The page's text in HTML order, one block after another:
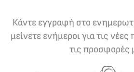
Κάντε εγγραφή στο
μείνετε ενήμεροι για τις
τις προσφορές